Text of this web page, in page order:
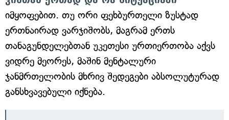
იმყოფებით. თუ ორი ფეხბურთელი ზუსტად
ერთნაირად ვარჯიშობს, მაგრამ ერთს
თანაგუნდელებთან უკეთესი ურთიერთობა აქვს
ვიდრე მეორეს, მაშინ მენტალური
ჯანმრთელობის მხრივ შედეგები აბსოლუტურად
განსხვავებული იქნება.